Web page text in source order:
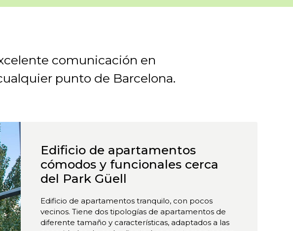
comunicación en
punto de Barcelona.
Edificio de apartamentos
cómodos y funcionales cerca
del Park Güell
Edificio de apartamentos tranquilo, con pocos
vecinos. Tiene dos tipologías de apartamentos de
diferente tamaño y características, adaptados a las